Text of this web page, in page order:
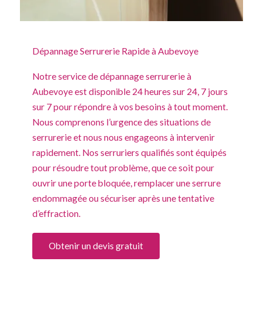
Dépannage Serrurerie Rapide à Aubevoye
Notre service de dépannage serrurerie à
Aubevoye est disponible 24 heures sur 24, 7 jours
sur 7 pour répondre à vos besoins à tout moment.
Nous comprenons l’urgence des situations de
serrurerie et nous nous engageons à intervenir
rapidement. Nos serruriers qualifiés sont équipés
pour résoudre tout problème, que ce soit pour
ouvrir une porte bloquée, remplacer une serrure
endommagée ou sécuriser après une tentative
d’effraction.
Obtenir un devis gratuit